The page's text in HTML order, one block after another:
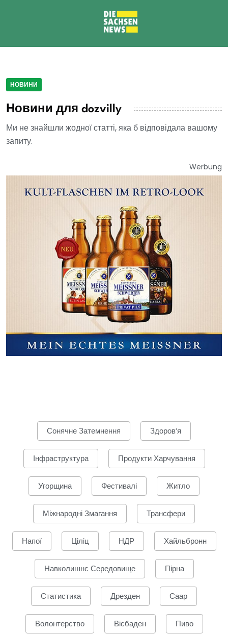
НОВИНИ
Новини для dozvilly
Ми не знайшли жодної статті, яка б відповідала вашому
запиту.
Werbung
Сонячне Затемнення Здоров’я
Інфраструктура Продукти Харчування
Угорщина Фестивалі Житло
Міжнародні Змагання Трансфери
Напої Ціліц НДР Хайльбронн
Навколишнє Середовище Пірна
Статистика Дрезден Саар
Волонтерство Вісбаден Пиво